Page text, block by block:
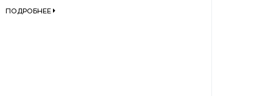
ПОДРОБНЕЕ